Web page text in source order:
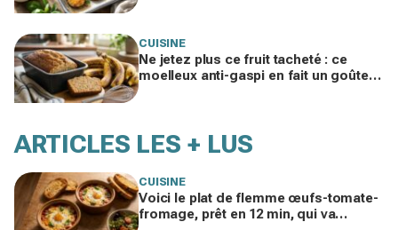
CUISINE
Ne jetez plus ce fruit tacheté : ce
moelleux anti-gaspi en fait un goûter
ARTICLES LES + LUS
CUISINE
Voici le plat de flemme œufs-tomate-
fromage, prêt en 12 min, qui va